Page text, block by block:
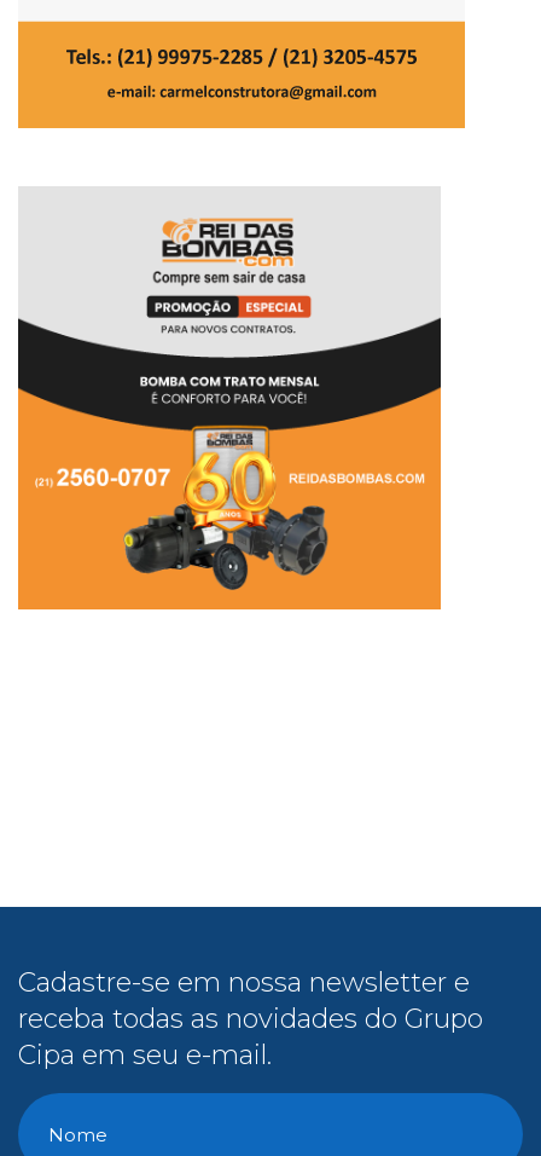
Cadastre-se em nossa newsletter e
receba todas as novidades do Grupo
Cipa em seu e-mail.